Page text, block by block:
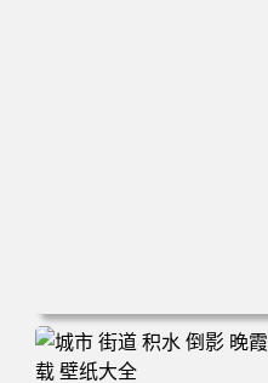
电脑壁纸 万圣节cos幽灵娘
壁纸下载 壁纸大全